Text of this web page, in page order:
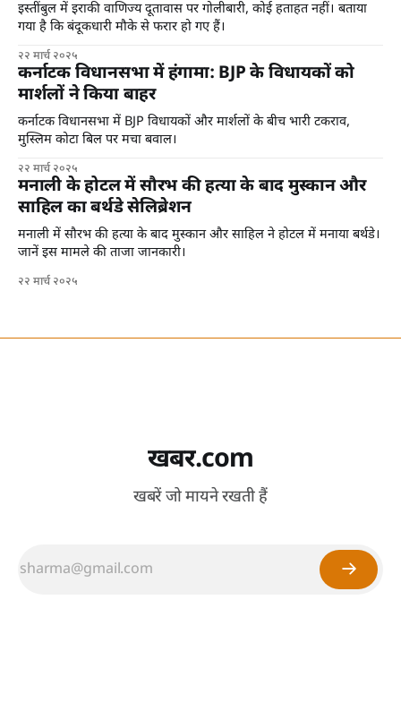
इस्तींबुल में इराकी वाणिज्य दूतावास पर गोलीबारी, कोई हताहत नहीं। बताया
गया है कि बंदूकधारी मौके से फरार हो गए हैं।
२२ मार्च २०२५
कर्नाटक विधानसभा में हंगामा: BJP के विधायकों को
मार्शलों ने किया बाहर
कर्नाटक विधानसभा में BJP विधायकों और मार्शलों के बीच भारी टकराव,
मुस्लिम कोटा बिल पर मचा बवाल।
२२ मार्च २०२५
मनाली के होटल में सौरभ की हत्या के बाद मुस्कान और
साहिल का बर्थडे सेलिब्रेशन
मनाली में सौरभ की हत्या के बाद मुस्कान और साहिल ने होटल में मनाया बर्थडे।
जानें इस मामले की ताजा जानकारी।
२२ मार्च २०२५
खबर.com
खबरें जो मायने रखती हैं